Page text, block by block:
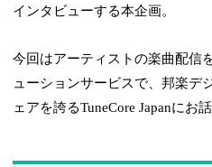
インタビューする本企画。
今回はアーティストの楽曲配信
ューションサービスで、邦楽デ
ェアを誇るTuneCore Japanにお